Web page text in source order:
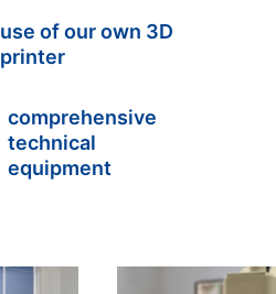
use of our own 3D
printer
comprehensive
technical
equipment